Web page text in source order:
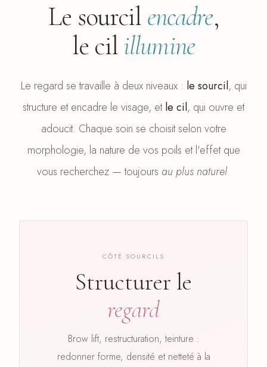
Le sourcil encadre,
le cilillumine
Le regard se travaille à deux niveaux : le sourcil, qui
structure et encadre le visage, etle cil, qui ouvre et
adoucit. Chaque soin se choisit selon votre
morphologie, la nature de vos poils et l'effet que
vous recherchez — toujours au plus naturel.
CÔTÉ SOURCILS
Structurer le
regard
Brow lift, restructuration, teinture :
redonner forme, densité et netteté à la